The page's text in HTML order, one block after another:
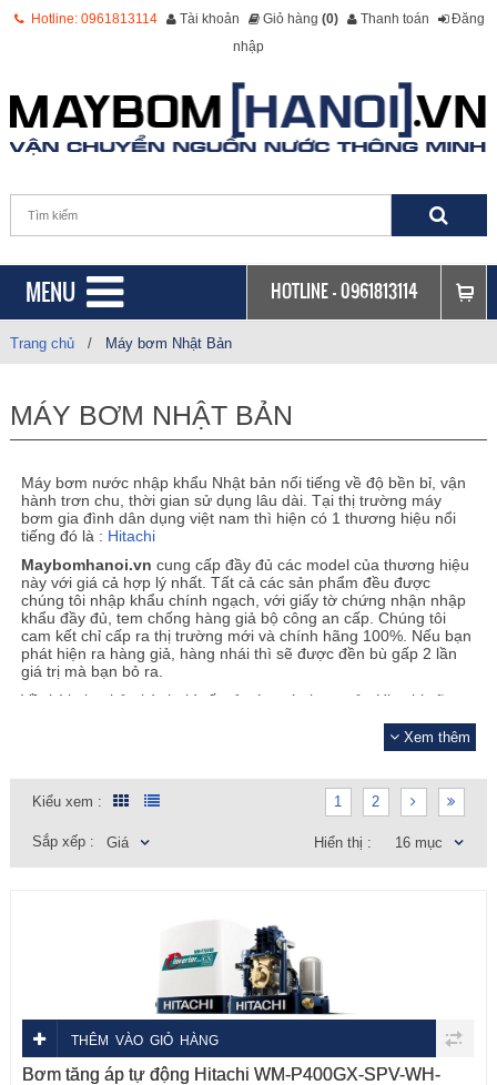
Hotline: 0961813114 Tài khoản Giỏ hàng (0) Thanh toán Đăng
nhập
MENU HOTLINE -0961813114
Trang chủ / Máy bơm Nhật Bản
MÁY BƠM NHẬT BẢN
Máy bơm nước nhập khẩu Nhật bản nổi tiếng về độ bền bỉ, vận
hành trơn chu, thời gian sử dụng lâu dài. Tại thị trường máy
bơm gia đình dân dụng việt nam thì hiện có 1 thương hiệu nổi
tiếng đó là : Hitachi
Maybomhanoi.vn cung cấp đầy đủ các model của thương hiệu
này với giá cả hợp lý nhất. Tất cả các sản phẩm đều được
chúng tôi nhập khẩu chính ngạch, với giấy tờ chứng nhận nhập
khẩu đầy đủ, tem chống hàng giả bộ công an cấp. Chúng tôi
cam kết chỉ cấp ra thị trường mới và chính hãng 100%. Nếu bạn
phát hiện ra hàng giả, hàng nhái thì sẽ được đền bù gấp 2 lần
giá trị mà bạn bỏ ra.
Về thời gian bảo hành thì tất cả các máy bơm của Hitachi sẽ
Xem thêm
Kiểu xem : 1 2
Hiển thị : 16 mục
Sắp xếp : Giá
THÊM VÀO GIỎ HÀNG
Bơm tăng áp tự động Hitachi WM-P400GX-SPV-WH-